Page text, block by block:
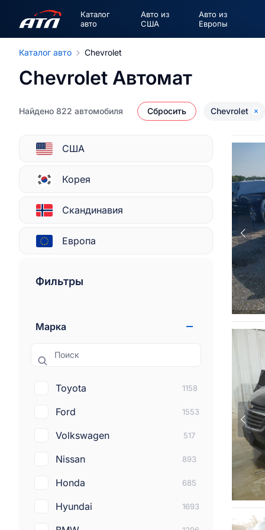
Каталог
авто
Авто из
США
Авто из
Европы
Каталог авто Chevrolet
Chevrolet Автомат
Найдено 822 автомобиля Сбросить Chevrolet
США
Корея
Скандинавия
Европа
Фильтры
Марка
Поиск
Toyota 1158
Ford 1553
Volkswagen 517
Nissan 893
Honda 685
Hyundai 1693